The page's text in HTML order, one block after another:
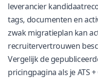
leverancier
tags, documenten en
zwak migratieplan kan
recruitervertrouwen
Vergelijk de
pricingpaginaals je ATS